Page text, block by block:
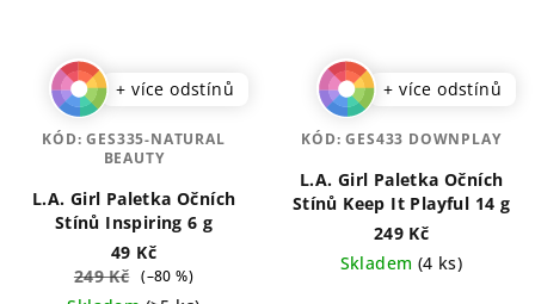
+ více odstínů
L.A. Girl Paletka Očních
Stínů Inspiring 6 g
49 Kč
249 Kč (–80 %)
KÓD:GES335-NATURAL
BEAUTY
+ více odstínů
L.A. Girl Paletka Očních
Stínů Keep It Playful 14 g
249 Kč
Skladem (4 ks)
KÓD:GES433 DOWNPLAY